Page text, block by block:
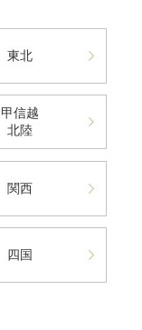
東北
甲信越
北陸
関西
四国